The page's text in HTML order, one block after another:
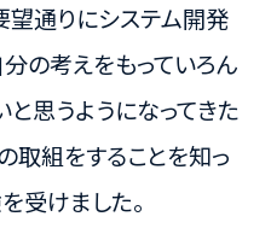
望通りにシステム開発
の考えをもっていろん
思うようになってきた
取組をすることを知っ
受けました。